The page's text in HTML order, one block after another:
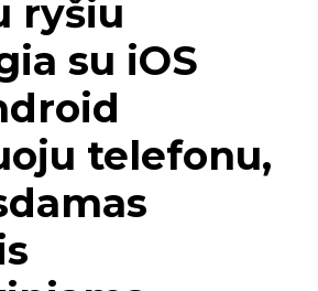
ryšiu
su iOS
telefonu,